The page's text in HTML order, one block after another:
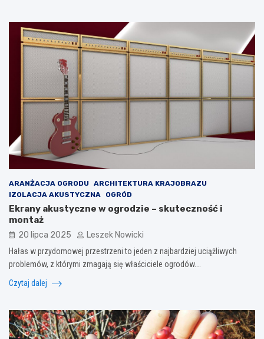
ARANŻACJA OGRODU
ARCHITEKTURA KRAJOBRAZU
IZOLACJA AKUSTYCZNA
OGRÓD
Ekrany akustyczne w ogrodzie – skuteczność i
montaż
20 lipca 2025 Leszek Nowicki
Hałas w przydomowej przestrzeni to jeden z najbardziej uciążliwych
problemów, z którymi zmagają się właściciele ogrodów.…
Czytaj dalej